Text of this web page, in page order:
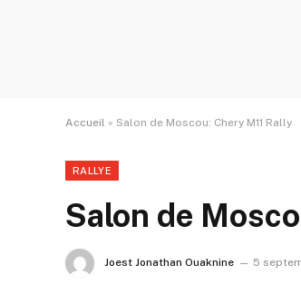
Accueil » Salon de Moscou: Chery M11 Rally
RALLYE
Salon de
Joest Jonathan Ouaknine 5